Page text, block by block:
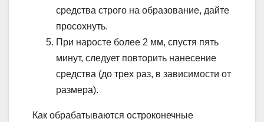
средства строго на образование, дайте
просохнуть.
При наросте более 2 мм, спустя пять
минут, следует повторить нанесение
средства (до трех раз, в зависимости от
размера).
Как обрабатываются остроконечные